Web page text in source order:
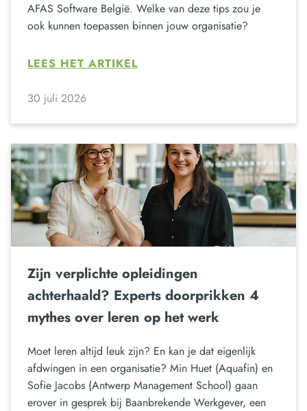
AFAS Software België. Welke van deze tips zou je
ook kunnen toepassen binnen jouw organisatie?
LEES HET ARTIKEL
30 juli 2026
Zijn verplichte opleidingen
achterhaald? Experts doorprikken 4
mythes over leren op het werk
Moet leren altijd leuk zijn? En kan je dat eigenlijk
afdwingen in een organisatie? Min Huet (Aquafin) en
Sofie Jacobs (Antwerp Management School) gaan
erover in gesprek bij Baanbrekende Werkgever, een